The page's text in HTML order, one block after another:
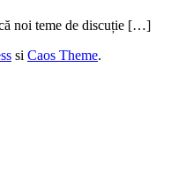
noi teme de discuție […]
si Caos Theme.